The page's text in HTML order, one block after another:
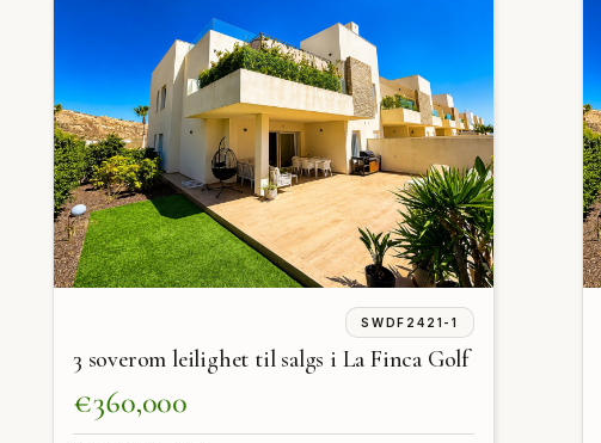
SWDF2421-1
3 soverom leilighet til salgs i La Finca Golf
€360,000